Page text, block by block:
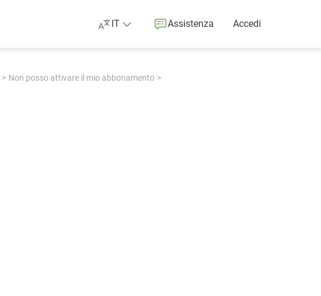
IT Assistenza Accedi
Non posso attivare il mio abbonamento